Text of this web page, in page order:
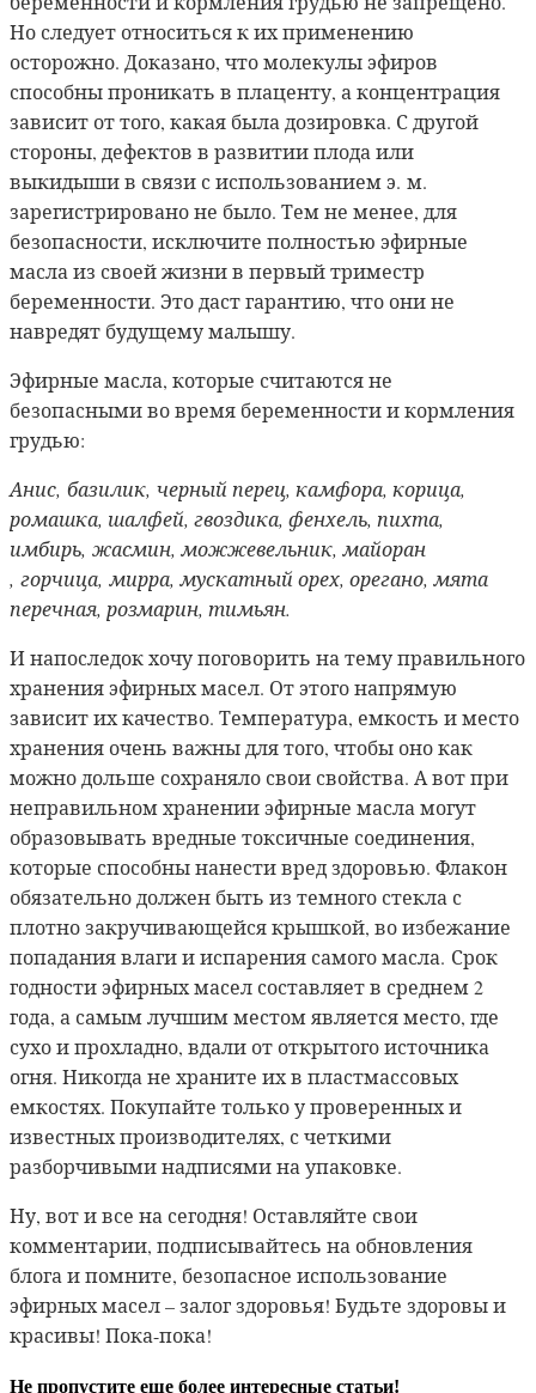
Но следует относиться к их применению
осторожно. Доказано, что молекулы эфиров
способны проникать в плаценту, а концентрация
зависит от того, какая была дозировка. С другой
стороны, дефектов в развитии плода или
выкидыши в связи с использованием э. м.
зарегистрировано не было. Тем не менее, для
безопасности, исключите полностью эфирные
масла из своей жизни в первый триместр
беременности. Это даст гарантию, что они не
навредят будущему малышу.
Эфирные масла, которые считаются не
безопасными во время беременности и кормления
грудью:
Анис, базилик, черный перец, камфора, корица,
ромашка, шалфей, гвоздика, фенхель, пихта,
имбирь, жасмин, можжевельник, майоран
, горчица, мирра, мускатный орех, орегано, мята
перечная, розмарин, тимьян.
И напоследок хочу поговорить на тему правильного
хранения эфирных масел. От этого напрямую
зависит их качество. Температура, емкость и место
хранения очень важны для того, чтобы оно как
можно дольше сохраняло свои свойства. А вот при
неправильном хранении эфирные масла могут
образовывать вредные токсичные соединения,
которые способны нанести вред здоровью. Флакон
обязательно должен быть из темного стекла с
плотно закручивающейся крышкой, во избежание
попадания влаги и испарения самого масла. Срок
годности эфирных масел составляет в среднем 2
года, а самым лучшим местом является место, где
сухо и прохладно, вдали от открытого источника
огня. Никогда не храните их в пластмассовых
емкостях. Покупайте только у проверенных и
известных производителях, с четкими
разборчивыми надписями на упаковке.
Ну, вот и все на сегодня! Оставляйте свои
комментарии, подписывайтесь на обновления
блога и помните, безопасное использование
эфирных масел – залог здоровья! Будьте здоровы и
красивы! Пока-пока!
Не пропустите еще более интересные статьи!